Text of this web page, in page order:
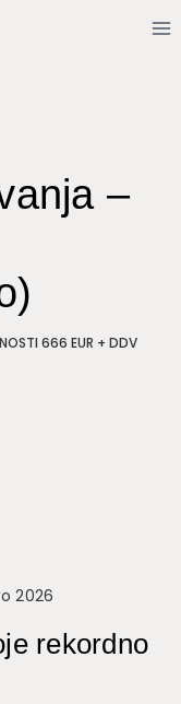
–
666 EUR + DDV
rekordno